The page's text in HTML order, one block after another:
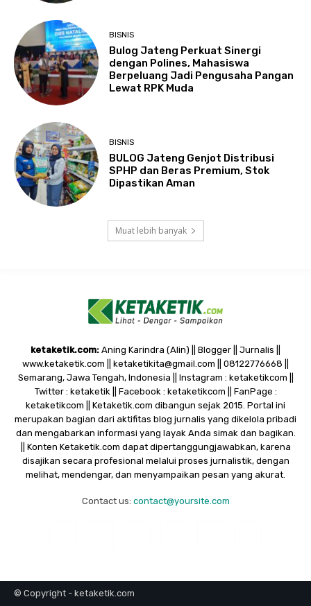
BISNIS
Bulog Jateng Perkuat Sinergi
dengan Polines, Mahasiswa
Berpeluang Jadi Pengusaha Pangan
Lewat RPK Muda
BISNIS
BULOG Jateng Genjot Distribusi
SPHP dan Beras Premium, Stok
Dipastikan Aman
Muat lebih banyak
ketaketik.com: Aning Karindra (Alin) || Blogger || Jurnalis ||
www.ketaketik.com || ketaketikita@gmail.com || 08122776668 ||
Semarang, Jawa Tengah, Indonesia || Instagram : ketaketikcom ||
Twitter : ketaketik || Facebook : ketaketikcom || FanPage :
ketaketikcom || Ketaketik.com dibangun sejak 2015. Portal ini
merupakan bagian dari aktifitas blog jurnalis yang dikelola pribadi
dan mengabarkan informasi yang layak Anda simak dan bagikan.
|| Konten Ketaketik.com dapat dipertanggungjawabkan, karena
disajikan secara profesional melalui proses jurnalistik, dengan
melihat, mendengar, dan menyampaikan pesan yang akurat.
Contact us: contact@yoursite.com
© Copyright - ketaketik.com